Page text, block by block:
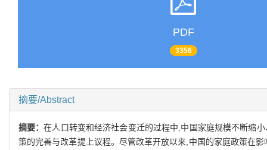
PDF
3356
摘要/Abstract
摘要：在人口转变和经济社会变迁的过程中,中国家庭规模不断缩
策的完善与改革提上议程。尽管改革开放以来,中国的家庭政策在